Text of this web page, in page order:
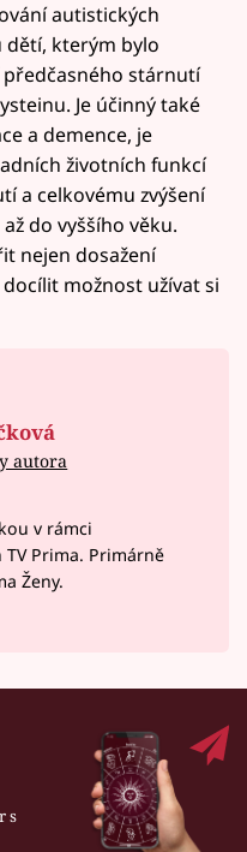
autistických
dětí, kterým bylo
stárnutí
Je účinný také
a demence, je
životních funkcí
a celkovému zvýšení
do vyššího věku.
nejen dosažení
možnost užívat si
autora
v rámci
Prima. Primárně
Ženy.
s